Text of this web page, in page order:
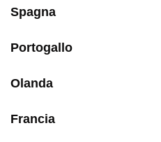
Spagna
Portogallo
Olanda
Francia